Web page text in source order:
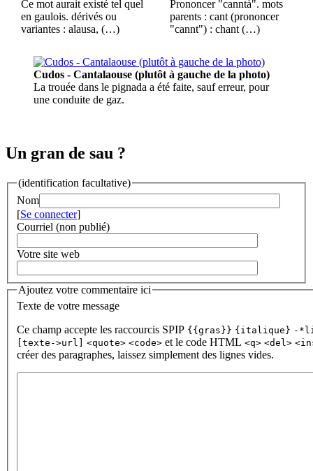
Ce mot aurait existé tel quel
en gaulois. dérivés ou
variantes : alausa, (…)
Prononcer "canntà". mots
parents : cant (prononcer
"cannt") : chant (…)
Cudos - Cantalaouse (plutôt à gauche de la photo)
La trouée dans le pignada a été faite, sauf erreur, pour
une conduite de gaz.
Un gran de sau ?
(identification facultative)
Nom
[Se connecter]
Courriel (non publié)
Votre site web
Ajoutez votre commentaire ici
Texte de votre message
Ce champ accepte les raccourcis SPIP {{gras}} {italique} -
[texte->url]
<quote> <code> et le code HTML <q> <del>
créer des paragraphes, laissez simplement des lignes vides.